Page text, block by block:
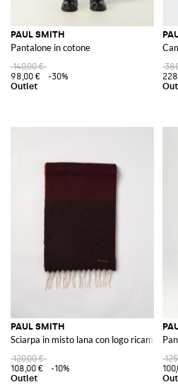
PAUL SMITH
Pantalone in cotone
140,00 €
98,00 €
-30%
PAUL SMITH
Sciarpa in misto lana con logo ricamato
120,00 €
108,00 €
-10%